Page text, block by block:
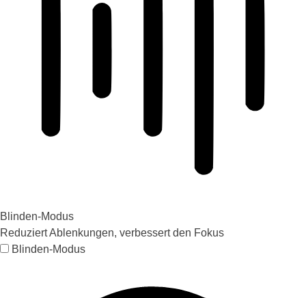
Blinden-Modus
Reduziert Ablenkungen, verbessert den Fokus
Blinden-Modus